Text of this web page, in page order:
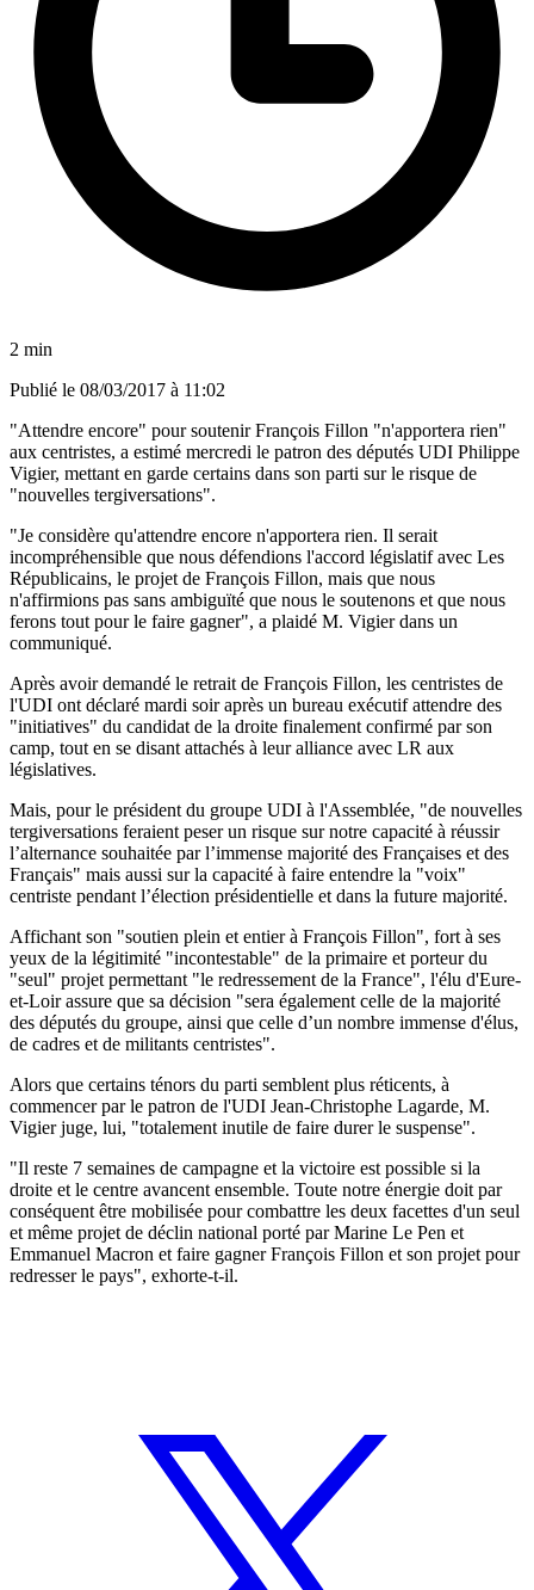
2 min
Publié le 08/03/2017 à 11:02
"Attendre encore" pour soutenir François Fillon "n'apportera rien"
aux centristes, a estimé mercredi le patron des députés UDI Philippe
Vigier, mettant en garde certains dans son parti sur le risque de
"nouvelles tergiversations".
"Je considère qu'attendre encore n'apportera rien. Il serait
incompréhensible que nous défendions l'accord législatif avec Les
Républicains, le projet de François Fillon, mais que nous
n'affirmions pas sans ambiguïté que nous le soutenons et que nous
ferons tout pour le faire gagner", a plaidé M. Vigier dans un
communiqué.
Après avoir demandé le retrait de François Fillon, les centristes de
l'UDI ont déclaré mardi soir après un bureau exécutif attendre des
"initiatives" du candidat de la droite finalement confirmé par son
camp, tout en se disant attachés à leur alliance avec LR aux
législatives.
Mais, pour le président du groupe UDI à l'Assemblée, "de nouvelles
tergiversations feraient peser un risque sur notre capacité à réussir
l’alternance souhaitée par l’immense majorité des Françaises et des
Français" mais aussi sur la capacité à faire entendre la "voix"
centriste pendant l’élection présidentielle et dans la future majorité.
Affichant son "soutien plein et entier à François Fillon", fort à ses
yeux de la légitimité "incontestable" de la primaire et porteur du
"seul" projet permettant "le redressement de la France", l'élu d'Eure-
et-Loir assure que sa décision "sera également celle de la majorité
des députés du groupe, ainsi que celle d’un nombre immense d'élus,
de cadres et de militants centristes".
Alors que certains ténors du parti semblent plus réticents, à
commencer par le patron de l'UDI Jean-Christophe Lagarde, M.
Vigier juge, lui, "totalement inutile de faire durer le suspense".
"Il reste 7 semaines de campagne et la victoire est possible si la
droite et le centre avancent ensemble. Toute notre énergie doit par
conséquent être mobilisée pour combattre les deux facettes d'un seul
et même projet de déclin national porté par Marine Le Pen et
Emmanuel Macron et faire gagner François Fillon et son projet pour
redresser le pays", exhorte-t-il.